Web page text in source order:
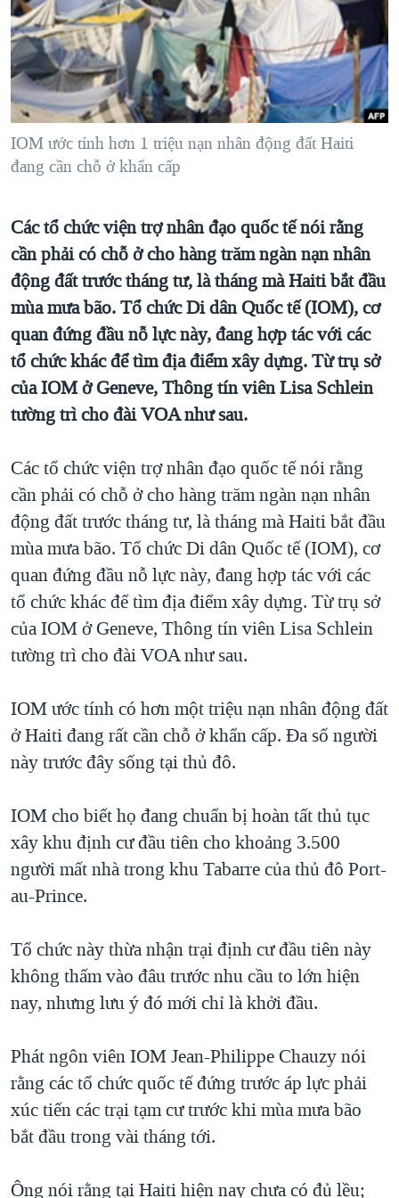
"Tìm"NGƯỜI VIỆT HẢI NGOẠI
ĐỜI SỐNG
KINH TẾ
KHOA HỌC
SỨC KHOẺ
VĂN HOÁ
GIÁO DỤC
TẠI
HÀNH TRÌNH BẦU CỬ 2024
MỘT NĂM CHIẾN TRANH TẠI DẢI GAZA
GIẢI MÃ VÀNH ĐAI & CON ĐƯỜNG
TRỊNH VĨNH BÌNH - NGƯỜI HẠ 'BÊN THẮNG CUỘC'
CHI PHÍ CHIẾN TRANH AFGHANISTAN
CÁC GIÁ TRỊ CỘNG HÒA Ở VIỆT NAM
THƯỢNG ĐỈNH TRUMP-KIM TẠI VIỆT NAM
TRỊNH VĨNH BÌNH VS. CHÍNH PHỦ VIỆT NAM
NGƯ DÂN VIỆT VÀ LÀN SÓNG TRỘM HẢI SÂM
BÊN KIA QUỐC LỘ: TIẾNG VỌNG TỪ NÔNG THÔN MỸ
QUAN HỆ VIỆT MỸ
VIDEO
NGHE
MẠNG XÃ HỘI
Ngôn ngữ khác
IOM ước tính hơn 1 triệu nạn nhân động đất Haiti
đang cần chỗ ở khẩn cấp
Các tổ chức viện trợ nhân đạo quốc tế nói rằng
cần phải có chỗ ở cho hàng trăm ngàn nạn nhân
động đất trước tháng tư, là tháng mà Haiti bắt đầu
mùa mưa bão. Tổ chức Di dân Quốc tế (IOM), cơ
quan đứng đầu nỗ lực này, đang hợp tác với các
tổ chức khác để tìm địa điểm xây dựng. Từ trụ sở
của IOM ở Geneve, Thông tín viên Lisa Schlein
tường trì cho đài VOA như sau.
Các tổ chức viện trợ nhân đạo quốc tế nói rằng
cần phải có chỗ ở cho hàng trăm ngàn nạn nhân
động đất trước tháng tư, là tháng mà Haiti bắt đầu
mùa mưa bão. Tổ chức Di dân Quốc tế (IOM), cơ
quan đứng đầu nỗ lực này, đang hợp tác với các
tổ chức khác để tìm địa điểm xây dựng. Từ trụ sở
của IOM ở Geneve, Thông tín viên Lisa Schlein
tường trì cho đài VOA như sau.
IOM ước tính có hơn một triệu nạn nhân động đất
ở Haiti đang rất cần chỗ ở khẩn cấp. Đa số người
này trước đây sống tại thủ đô.
IOM cho biết họ đang chuẩn bị hoàn tất thủ tục
xây khu định cư đầu tiên cho khoảng 3.500
người mất nhà trong khu Tabarre của thủ đô Port-
au-Prince.
Tổ chức này thừa nhận trại định cư đầu tiên này
không thấm vào đâu trước nhu cầu to lớn hiện
nay, nhưng lưu ý đó mới chỉ là khởi đầu.
Phát ngôn viên IOM Jean-Philippe Chauzy nói
rằng các tổ chức quốc tế đứng trước áp lực phải
xúc tiến các trại tạm cư trước khi mùa mưa bão
bắt đầu trong vài tháng tới.
Ông nói rằng tại Haiti hiện nay chưa có đủ lều;